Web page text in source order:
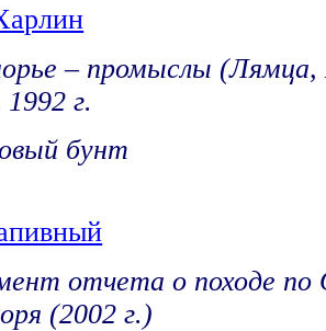
– промыслы
г.
бунт
отчета о походе по
(2002 г.)